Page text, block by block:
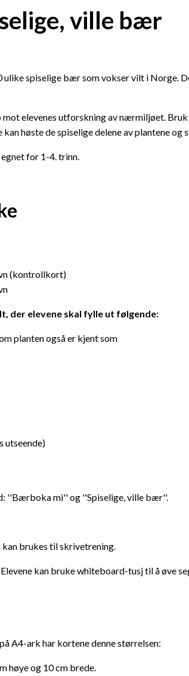
ville bær
ulike spiselige bær som vokser vilt i Norge.
elevenes utforskning av nærmiljøet.
kan høste de spiselige delene av plantene
for 1-4. trinn.
(kontrollkort)
der elevene skal fylle ut følgende:
planten også er kjent som
utseende)
''Bærboka mi'' og ''Spiselige, ville bær''.
brukes til skrivetrening.
kan bruke whiteboard-tusj til å øve
A4-ark har kortene denne størrelsen:
høye og 10 cm brede.